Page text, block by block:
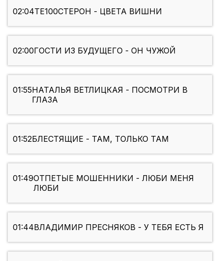
02:04ТЕ100СТЕРОН - ЦВЕТА ВИШНИ
02:00ГОСТИ ИЗ БУДУЩЕГО - ОН ЧУЖОЙ
01:55НАТАЛЬЯ ВЕТЛИЦКАЯ - ПОСМОТРИ В
ГЛАЗА
01:52БЛЕСТЯЩИЕ - ТАМ, ТОЛЬКО ТАМ
01:49ОТПЕТЫЕ МОШЕННИКИ - ЛЮБИ МЕНЯ
ЛЮБИ
01:44ВЛАДИМИР ПРЕСНЯКОВ - У ТЕБЯ ЕСТЬ Я